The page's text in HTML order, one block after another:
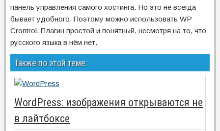
панель управления самого хостинга. Но это не всегда
бывает удобного. Поэтому можно использовать WP
Crontrol. Плагин простой и понятный, несмотря на то, что
русского языка в нём нет.
Также по этой теме:
WordPress: изображения открываются не
в лайтбоксе